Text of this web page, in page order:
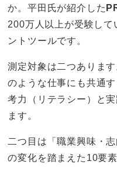
か。平田氏が紹介した
200万人以上が受験して
ントツールです。
測定対象は二つありま
のような仕事にも共通
考力（リテラシー）と
ます。
二つ目は「職業興味・
の変化を踏まえた10要